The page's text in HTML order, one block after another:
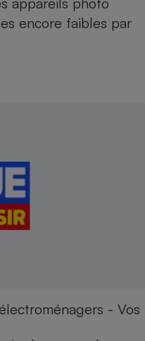
encore faibles par
- Vos